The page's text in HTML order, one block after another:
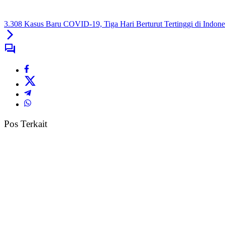
3.308 Kasus Baru COVID-19, Tiga Hari Berturut Tertinggi di
Pos Terkait